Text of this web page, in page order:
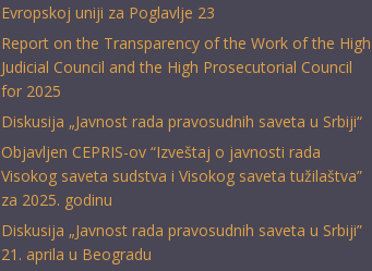
Evropskoj uniji za Poglavlje 23
Report on the Transparency of the Work of the High
Judicial Council and the High Prosecutorial Council
for 2025
Diskusija „Javnost rada pravosudnih saveta u Srbiji“
Objavljen CEPRIS-ov “Izveštaj o javnosti rada
Visokog saveta sudstva i Visokog saveta tužilaštva”
za 2025. godinu
Diskusija „Javnost rada pravosudnih saveta u Srbiji”
21. aprila u Beogradu